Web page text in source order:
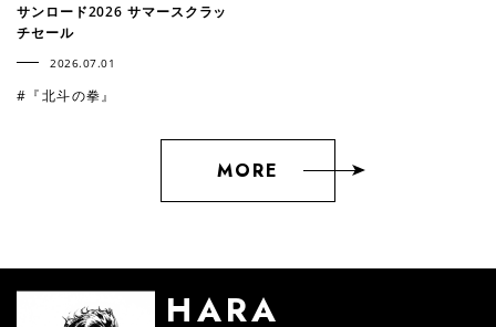
サンロード2026 サマースクラッ
チセール
2026.07.01
#『北斗の拳』
MORE
HARA